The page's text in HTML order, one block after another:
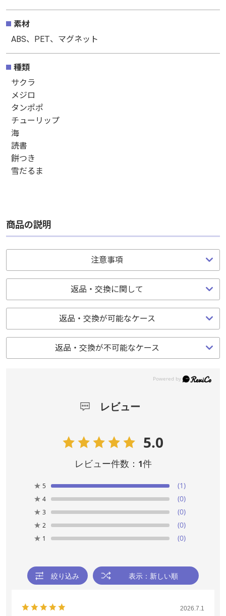
素材
種類
サクラ
メジロ
タンポポ
チューリップ
海
読書
餅つき
注意事項
返品・交換に関して
返品・交換が可能なケース
5.0
レビュー件数：1件
★
(1)
★
(0)
★
(0)
★
(0)
素材
ABS、PET、マグネット
種類
サクラ
メジロ
タンポポ
チューリップ
海
読書
餅つき
雪だるま
商品の説明
注意事項
返品・交換に関して
返品・交換が可能なケース
返品・交換が不可能なケース
レビュー
5.0
レビュー件数： 1件
★ 5
(1)
★ 4
(0)
★ 3
(0)
★ 2
(0)
★ 1 (0)
絞り込み 表示：新しい順
2026.7.1